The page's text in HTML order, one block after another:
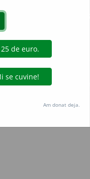
ei,
dexonline.ro)
de extragere automată
oferite oficial spre utilizare
Hosterion
Am donat deja.